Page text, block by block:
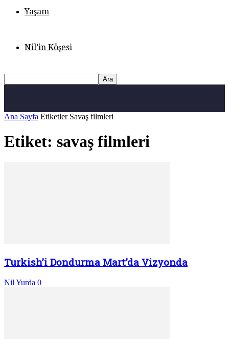
Yaşam
Nil’in Köşesi
Ana Sayfa Etiketler Savaş filmleri
Etiket: savaş filmleri
Turkish’i Dondurma Mart’da Vizyonda
Nil Yurda 0